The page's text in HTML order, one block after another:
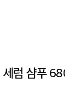
세럼 샴푸